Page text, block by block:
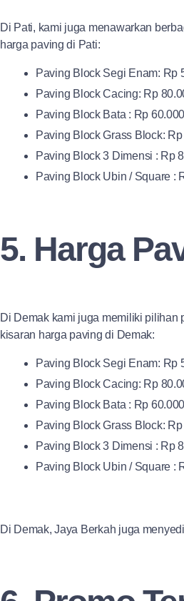
Di Pati, kami juga menawarkan
harga paving di Pati:
Paving Block Segi Enam: Rp
Paving Block Cacing: Rp
Paving Block Bata : Rp
Paving Block Grass Block:
Paving Block 3 Dimensi : Rp
Paving Block Ubin / Square :
5. Harga
Di Demak kami juga memiliki pilihan
kisaran harga paving di Demak:
Paving Block Segi Enam: Rp
Paving Block Cacing: Rp
Paving Block Bata : Rp
Paving Block Grass Block:
Paving Block 3 Dimensi : Rp
Paving Block Ubin / Square :
Di Demak, Jaya Berkah juga